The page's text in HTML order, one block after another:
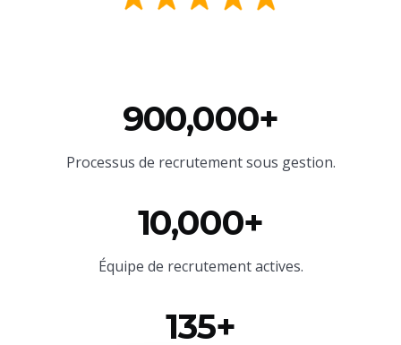
900,000+
Processus de recrutement sous gestion.
10,000+
Équipe de recrutement actives.
135+